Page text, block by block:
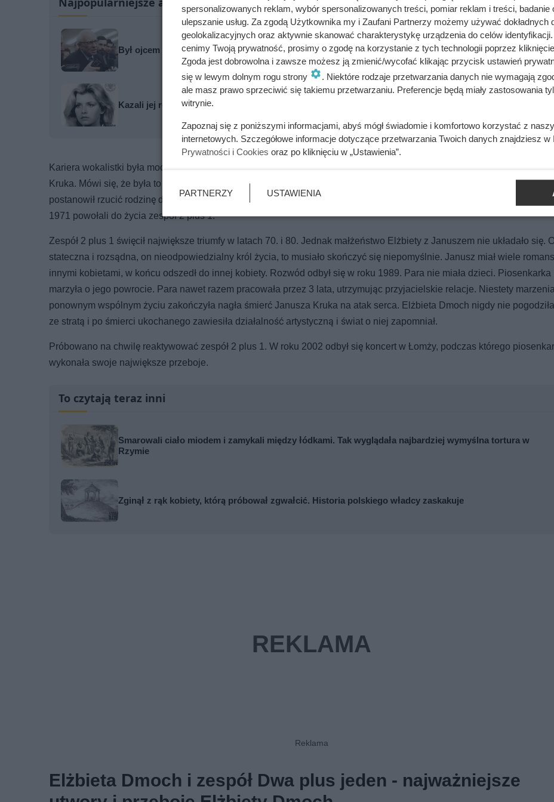
Był ojcem radzieckiej bomby wodorowej. Potem wypowiedział wojnę własnemu systemowi
Kazali jej rozbierać się w niemal każdym filmie. Przekleństwo polskiej seksbomby lat 80.
Kariera wokalistki była mocno związana z jej życiem prywatnym, gdyż rozpoczęła się od poznania przyszłego męża
Kruka. Mówi się, że była to jej pierwsza i jedyna miłość. 22-letni Janusz Kruk był już wtedy żonaty i miał dziecko, lecz
postanowił rzucić rodzinę dla pięknej, 17-letniej Elżbiety. Para pobrała się z wielkiej miłości w roku 1973. Zaś jeszcze w
1971 powołali do życia zespół 2 plus 1.
Zespół 2 plus 1 święcił największe triumfy w latach 70. i 80. Jednak małżeństwo Elżbiety z Januszem nie układało się.
stateczna i rozsądna, on nieodpowiedzialny król życia, to musiało skończyć się niepomyślnie. Janusz miał wiele
innymi kobietami, w końcu odszedł do innej kobiety. Rozwód odbył się w roku 1989. Para nie miała dzieci. Piosenkarka
marzyła o jego powrocie. Para nawet razem pracowała przez 3 lata, utrzymując przyjacielskie relacje. Niestety
ponownym wspólnym życiu zakończyła nagła śmierć Janusza Kruka na atak serca. Elżbieta Dmoch nigdy nie
ze stratą i po śmierci ukochanego zawiesiła działalność artystyczną i świat o niej zapomniał.
Próbowano na chwilę reaktywować zespół 2 plus 1. W roku 2002 odbył się koncert w Łomży, podczas którego
wykonała swoje największe przeboje.
To czytają teraz inni
Smarowali ciało miodem i zamykali między łódkami. Tak wyglądała najbardziej wymyślna tortura w
Rzymie
Zginął z rąk kobiety, którą próbował zgwałcić. Historia polskiego władcy zaskakuje
Elżbieta Dmoch i zespół Dwa plus jeden - najważniejsze
spersonalizowanych reklam, wybór spersonalizowanych treści, pomiar reklam i treści, badanie
ulepszanie usług. Za zgodą Użytkownika my i Zaufani Partnerzy możemy używać dokładnych
geolokalizacyjnych oraz aktywnie skanować charakterystykę urządzenia do celów
cenimy Twoją prywatność, prosimy o zgodę na korzystanie z tych technologii poprzez kliknięcie
Zgoda jest dobrowolna i zawsze możesz ją zmienić/wycofać klikając przycisk ustawień
się w lewym dolnym rogu strony
. Niektóre rodzaje przetwarzania danych nie wymagają
ale masz prawo sprzeciwić się takiemu przetwarzaniu. Preferencje będą miały zastosowania
witrynie.
Zapoznaj się z poniższymi informacjami, abyś mógł świadomie i komfortowo korzystać z
internetowych. Szczegółowe informacje dotyczące przetwarzania Twoich danych znajdziesz w
Prywatności i Cookies oraz po kliknięciu w „Ustawienia”.
PARTNERZY USTAWIENIA